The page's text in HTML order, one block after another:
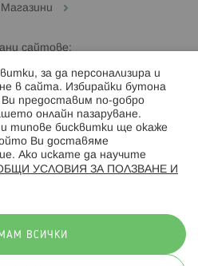
Магазини
сайтове:
ни:
за да персонализира и
в сайта. Избирайки бутона
предоставим по-добро
онлайн пазаруване.
типове бисквитки ще окаже
Ви доставяме
Ако искате да научите
УСЛОВИЯ ЗА ПОЛЗВАНЕ И
ВСИЧКИ